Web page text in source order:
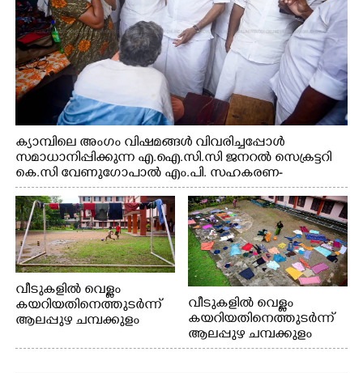
ക്യാമ്പിലെ അംഗം വിഷമങ്ങൾ വിവരിച്ചപ്പോൾ
സമാധാനിപ്പിക്കുന്ന എ.ഐ.സി.സി ജനറൽ സെക്രട്ടറി
കെ.സി വേണുഗോപാൽ എം.പി. സഹകരണ-
എക്സൈസ് വകുപ്പ് മന്ത്രി എം. ലിജു, എന്നിവർ
വീടുകളിൽ വെള്ളം
കയറിയതിനെത്തുടർന്ന്
ആലപ്പുഴ ചമ്പക്കുളം
പോരൂക്കര സെൻട്രൽ
വീടുകളിൽ വെള്ളം
കയറിയതിനെത്തുടർന്ന്
ആലപ്പുഴ ചമ്പക്കുളം
ഫാദർ തോമസ്